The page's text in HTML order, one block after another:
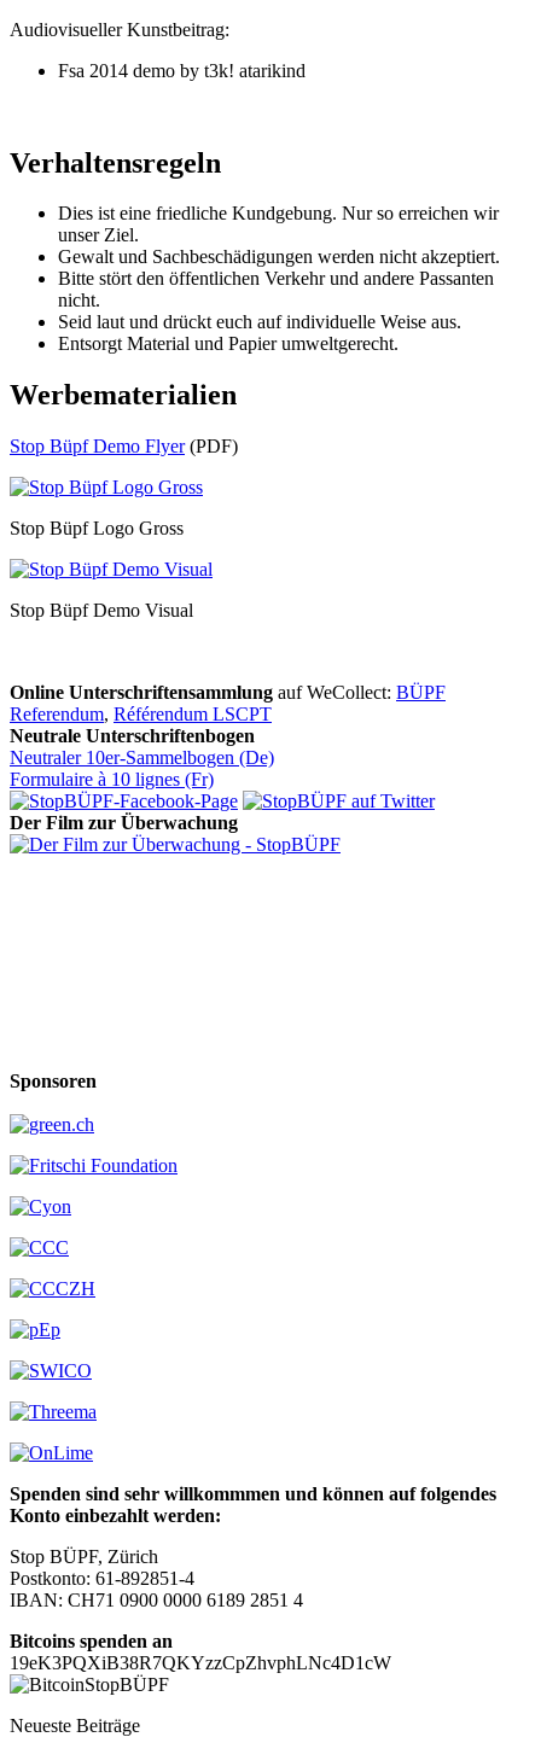
Audiovisueller Kunstbeitrag:
Fsa 2014 demo by t3k! atarikind
Verhaltensregeln
Dies ist eine friedliche Kundgebung. Nur so erreichen wir
unser Ziel.
Gewalt und Sachbeschädigungen werden nicht akzeptiert.
Bitte stört den öffentlichen Verkehr und andere Passanten
nicht.
Seid laut und drückt euch auf individuelle Weise aus.
Entsorgt Material und Papier umweltgerecht.
Werbematerialien
Stop Büpf Demo Flyer(PDF)
Stop Büpf Logo Gross
Stop Büpf Demo Visual
Online Unterschriftensammlung auf WeCollect: BÜPF
Referendum, Référendum LSCPT
Neutrale Unterschriftenbogen
Neutraler 10er-Sammelbogen (De)
Formulaire à 10 lignes (Fr)
Der Film zur Überwachung
Sponsoren
Spenden sind sehr willkommmen und können auf folgendes
Konto einbezahlt werden:
Stop BÜPF, Zürich
Postkonto: 61-892851-4
IBAN: CH71 0900 0000 6189 2851 4
Bitcoins spenden an
19eK3PQXiB38R7QKYzzCpZhvphLNc4D1cW
Neueste Beiträge